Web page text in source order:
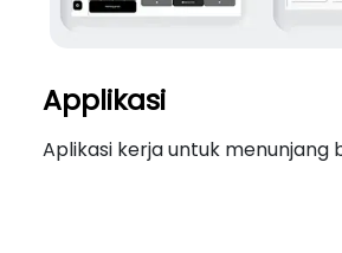
Applikasi
Aplikasi kerja untuk menunjang